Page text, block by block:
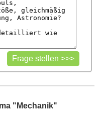
"Mechanik"